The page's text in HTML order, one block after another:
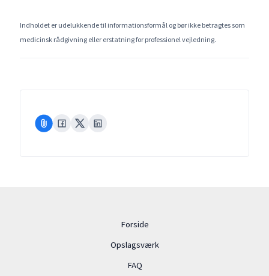
Indholdet er udelukkende til informationsformål og bør ikke betragtes som
medicinsk rådgivning eller erstatning for professionel vejledning.
Forside
Opslagsværk
FAQ